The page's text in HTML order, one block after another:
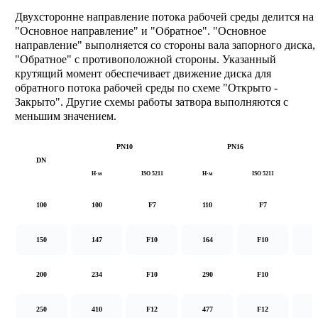
Двухсторонне направление потока рабочей среды делится на
"Основное направление" и "Обратное". "Основное
направление" выполняется со стороны вала запорного диска,
"Обратное" с противоположной стороны. Указанный
крутящий момент обеспечивает движение диска для
обратного потока рабочей среды по схеме "Открыто -
Закрыто". Другие схемы работы затвора выполняются с
меньшим значением.
DN
PN10 PN16
Н·м ISO 5211 Н·м ISO 5211
100 100 F7 110 F7
150 147 F10 164 F10
200 234 F10 290 F10
250 410 F12 477 F12